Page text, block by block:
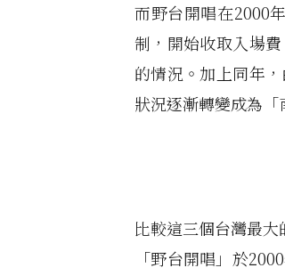
而野台開唱在2000
制，開始收取入場
的情況。加上同年
狀況逐漸轉變成為「
比較這三個台灣最大
「野台開唱」於